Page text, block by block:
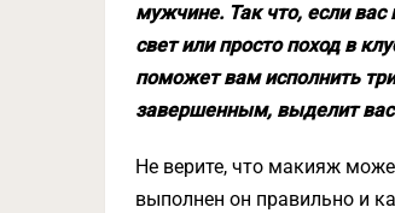
мужчине. Так что, если
свет или просто поход в
поможет вам исполнить
завершенным, выделит
Не верите, что макияж
выполнен он правильно и